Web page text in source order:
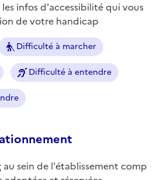
infos d'accessibilité qui vous
de votre handicap
Difficulté à marcher
Difficulté à entendre
au sein de l'établissement comp